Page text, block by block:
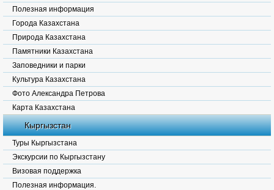
Полезная информация
Города Казахстана
Природа Казахстана
Памятники Казахстана
Заповедники и парки
Культура Казахстана
Фото Александра Петрова
Карта Казахстана
Кыргызстан
Туры Кыргызстана
Экскурсии по Кыргызстану
Визовая поддержка
Полезная информация.